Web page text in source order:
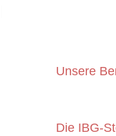
Unsere
Die IBG-